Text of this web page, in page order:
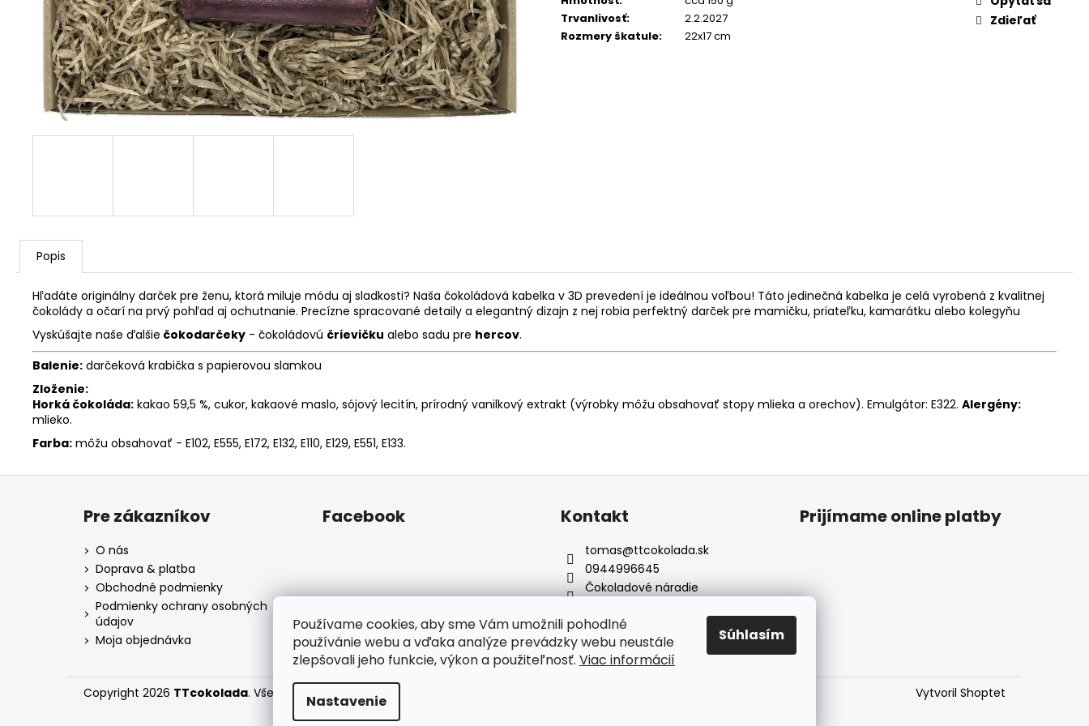
Používame cookies, aby sme Vám umožnili pohodlné
používánie webu a vďaka analýze prevádzky webu neustále
zlepšovali jeho funkcie, výkon a použiteľnosť. Viac informácií
Nastavenie
Súhlasím
Trvanlivosť:
2.2.2027
Rozmery škatule: 22x17 cm
Zdieľať
Popis
Hľadáte originálny darček pre ženu, ktorá miluje módu aj sladkosti? Naša čokoládová kabelka v 3D prevedení je ideálnou voľbou! Táto jedinečná kabelka je celá vyrobená z kvalitnej
čokolády a očarí na prvý pohľad aj ochutnanie. Precízne spracované detaily a elegantný dizajn z nej robia perfektný darček pre mamičku, priateľku, kamarátku alebo kolegyňu
Vyskúšajte naše ďalšie čokodarčeky - čokoládovú črievičku alebo sadu pre hercov.
Balenie: darčeková krabička s papierovou slamkou
Zloženie:
Horká čokoláda: kakao 59,5 %, cukor, kakaové maslo, sójový lecitín, prírodný vanilkový extrakt (výrobky môžu obsahovať stopy mlieka a orechov). Emulgátor: E322. Alergény:
mlieko.
Farba: môžu obsahovať - E102, E555, E172, E132, E110, E129, E551, E133.
Z
Pre zákazníkov
O nás
Doprava & platba
Obchodné podmienky
Podmienky ochrany osobných
údajov
Moja objednávka
Facebook Kontakt
tomas@ttcokolada.sk
0944996645
Čokoladové náradie
Prijímame online platby
Vytvoril Shoptet
Copyright 2026 TTcokolada. Všetky práva vyhradené.